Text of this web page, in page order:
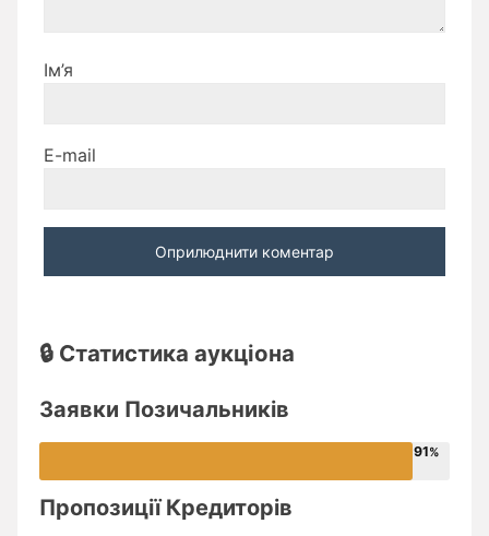
Ім’я
E-mail
🔒 Статистика аукціона
Заявки Позичальників
91
Пропозиції Кредиторів